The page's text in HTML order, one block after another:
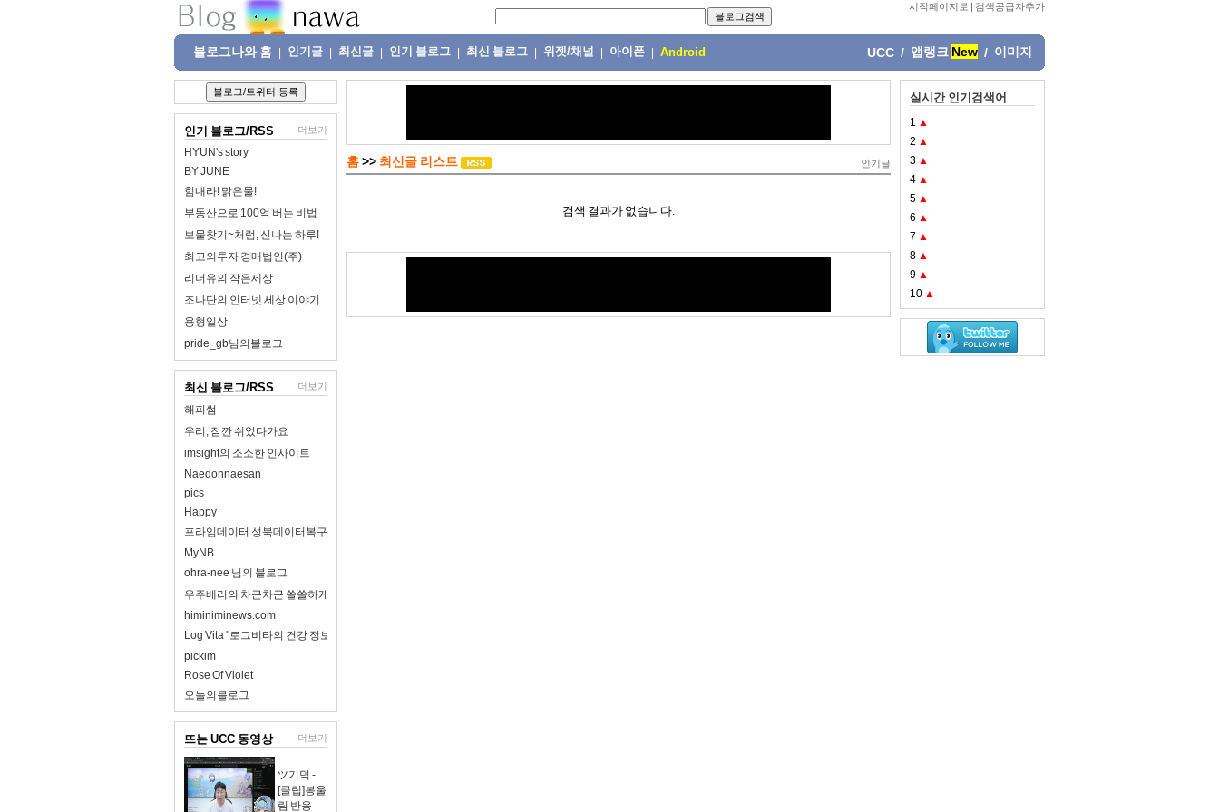
시작페이지로 | 검색공급자추가
블로그나와 홈 인기글 최신글 인기 블로그 최신 블로그 위젯/채널 아이폰 Android UCC / 앱랭크 New / 이미지
인기 블로그/RSS 더보기
HYUN's story
BY JUNE
힘내라! 맑은물!
부동산으로 100억 버는 비법
보물찾기~처럼, 신나는 하루!
최고의투자 경매법인(주)
리더유의 작은세상
조나단의 인터넷 세상 이야기
용형일상
pride_gb님의블로그
최신 블로그/RSS 더보기
해피썸
우리, 잠깐 쉬었다가요
imsight의 소소한 인사이트
Naedonnaesan
pics
Happy
프라임데이터 성북데이터복구
MyNB
ohra-nee 님의 블로그
우주베리의 차근차근 쏠쏠하게
himiniminews.com
Log Vita "로그비타의 건강 정보 완전 정리"
pickim
Rose Of Violet
오늘의블로그
뜨는 UCC 동영상 더보기
ツ기덕 -
[클립]봉울
림 반응
홈>> 최신글 리스트 인기글
검색 결과가 없습니다.
실시간 인기검색어
1 ▲
2 ▲
3 ▲
4 ▲
5 ▲
6 ▲
7 ▲
8 ▲
9 ▲
10 ▲